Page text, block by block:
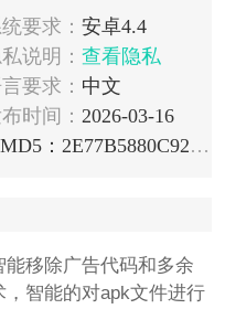
要求： 安卓4.4
说明： 查看隐私
要求： 中文
时间： 2026-03-16
MD5：2E77B5880C927BC71A48A19FCC7FF344
移除广告代码和多余
智能的对apk文件进行